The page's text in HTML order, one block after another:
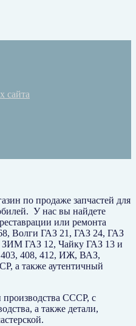
сайта
по продаже запчастей для
У нас вы найдете
реставрации или ремонта
Волги ГАЗ 21, ГАЗ 24, ГАЗ
ЗИМ ГАЗ 12, Чайку ГАЗ 13 и
403, 408, 412, ИЖ, ВАЗ,
а также аутентичный
производства СССР, с
а также детали,